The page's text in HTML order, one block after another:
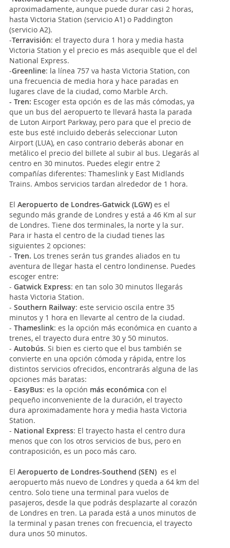
aproximadamente, aunque puede durar casi 2 horas,
hasta Victoria Station (servicio A1) o Paddington
(servicio A2).
-Terravisión: el trayecto dura 1 hora y media hasta
Victoria Station y el precio es más asequible que el del
National Express.
-Greenline: la línea 757 va hasta Victoria Station, con
una frecuencia de media hora y hace paradas en
lugares clave de la ciudad, como Marble Arch.
- Tren: Escoger esta opción es de las más cómodas, ya
que un bus del aeropuerto te llevará hasta la parada
de Luton Airport Parkway, pero para que el precio de
este bus esté incluido deberás seleccionar Luton
Airport (LUA), en caso contrario deberás abonar en
metálico el precio del billete al subir al bus. Llegarás al
centro en 30 minutos. Puedes elegir entre 2
compañías diferentes: Thameslink y East Midlands
Trains. Ambos servicios tardan alrededor de 1 hora.
El Aeropuerto de Londres-Gatwick (LGW) es el
segundo más grande de Londres y está a 46 Km al sur
de Londres. Tiene dos terminales, la norte y la sur.
Para ir hasta el centro de la ciudad tienes las
siguientes 2 opciones:
- Tren. Los trenes serán tus grandes aliados en tu
aventura de llegar hasta el centro londinense. Puedes
escoger entre:
- Gatwick Express: en tan solo 30 minutos llegarás
hasta Victoria Station.
- Southern Railway: este servicio oscila entre 35
minutos y 1 hora en llevarte al centro de la ciudad.
- Thameslink: es la opción más económica en cuanto a
trenes, el trayecto dura entre 30 y 50 minutos.
- Autobús. Si bien es cierto que el bus también se
convierte en una opción cómoda y rápida, entre los
distintos servicios ofrecidos, encontrarás alguna de las
opciones más baratas:
- EasyBus: es la opción más económica con el
pequeño inconveniente de la duración, el trayecto
dura aproximadamente hora y media hasta Victoria
Station.
- National Express: El trayecto hasta el centro dura
menos que con los otros servicios de bus, pero en
contraposición, es un poco más caro.
El Aeropuerto de Londres-Southend (SEN) es el
aeropuerto más nuevo de Londres y queda a 64 km del
centro. Solo tiene una terminal para vuelos de
pasajeros, desde la que podrás desplazarte al corazón
de Londres en tren. La parada está a unos minutos de
la terminal y pasan trenes con frecuencia, el trayecto
dura unos 50 minutos.